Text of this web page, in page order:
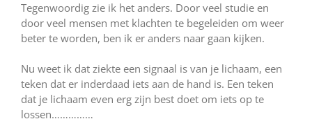
Tegenwoordig zie ik het anders. Door veel studie en
door veel mensen met klachten te begeleiden om weer
beter te worden, ben ik er anders naar gaan kijken.
Nu weet ik dat ziekte een signaal is van je lichaam, een
teken dat er inderdaad iets aan de hand is. Een teken
dat je lichaam even erg zijn best doet om iets op te
lossen……………